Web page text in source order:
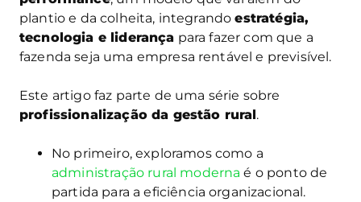
plantio e da colheita, integrandoestratégia,
tecnologia e liderança para fazer com que a
fazenda seja uma empresa rentável e previsível.
Este artigo faz parte de uma série sobre
profissionalização da gestão rural.
No primeiro, exploramos como a
administração rural moderna é o ponto de
partida para a eficiência organizacional.